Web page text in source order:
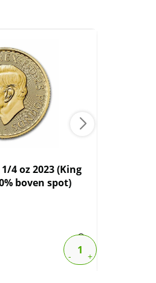
4 oz 2023 (King
boven spot)